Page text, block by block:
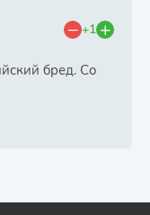
+1
бред. Со